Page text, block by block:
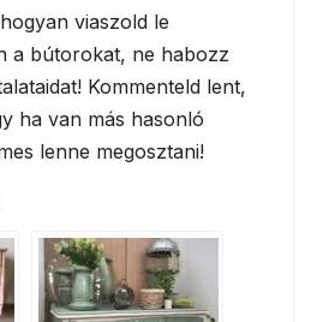
viaszold le
a bútorokat, ne habozz
Kommenteld lent,
ha van más hasonló
lenne megosztani!